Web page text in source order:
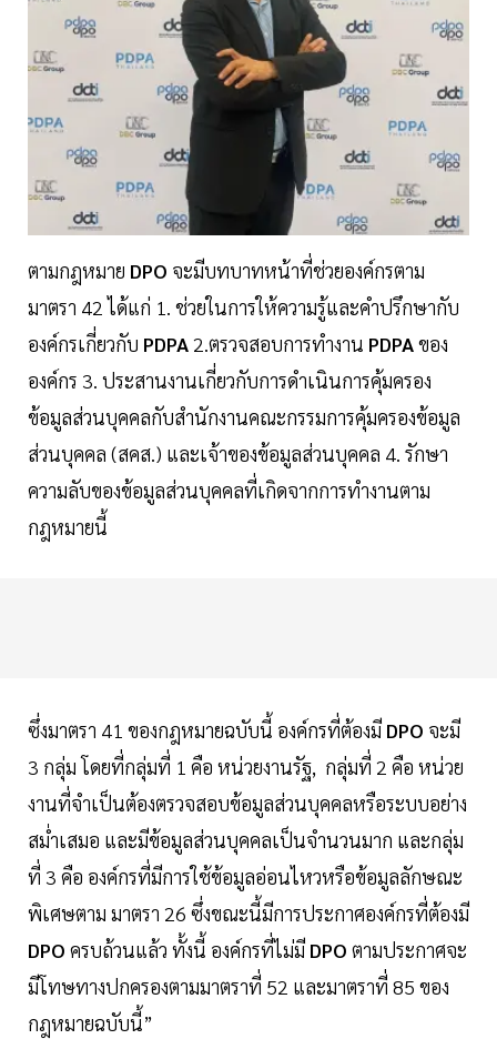
ตามกฎหมาย DPO จะมีบทบาทหน้าที่ช่วยองค์กรตาม
มาตรา 42 ได้แก่ 1. ช่วยในการให้ความรู้และคำปรึกษากับ
องค์กรเกี่ยวกับ PDPA2.ตรวจสอบการทำงาน PDPAของ
องค์กร 3. ประสานงานเกี่ยวกับการดำเนินการคุ้มครอง
ข้อมูลส่วนบุคคลกับสำนักงานคณะกรรมการคุ้มครองข้อมูล
ส่วนบุคคล (สคส.) และเจ้าของข้อมูลส่วนบุคคล 4. รักษา
ความลับของข้อมูลส่วนบุคคลที่เกิดจากการทำงานตาม
กฎหมายนี้
ซึ่งมาตรา 41 ของกฎหมายฉบับนี้ องค์กรที่ต้องมี DPO จะมี
3 กลุ่ม โดยที่กลุ่มที่ 1 คือ หน่วยงานรัฐ, กลุ่มที่ 2 คือ หน่วย
งานที่จำเป็นต้องตรวจสอบข้อมูลส่วนบุคคลหรือระบบอย่าง
สม่ำเสมอ และมีข้อมูลส่วนบุคคลเป็นจำนวนมาก และกลุ่ม
ที่ 3 คือ องค์กรที่มีการใช้ข้อมูลอ่อนไหวหรือข้อมูลลักษณะ
พิเศษตาม มาตรา 26 ซึ่งขณะนี้มีการประกาศองค์กรที่ต้องมี
DPO ครบถ้วนแล้ว ทั้งนี้ องค์กรที่ไม่มี DPO ตามประกาศจะ
มีโทษทางปกครองตามมาตราที่ 52 และมาตราที่ 85 ของ
กฎหมายฉบับนี้”